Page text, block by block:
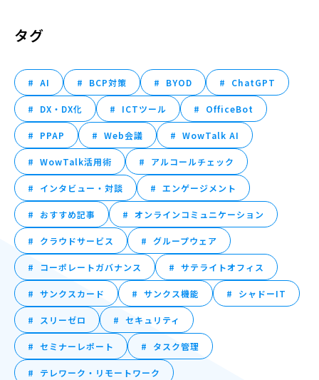
タグ
AI BCP対策 BYOD ChatGPT
DX・DX化 ICTツール OfficeBot
PPAP Web会議 WowTalk AI
WowTalk活用術 アルコールチェック
インタビュー・対談 エンゲージメント
おすすめ記事 オンラインコミュニケーション
クラウドサービス グループウェア
コーポレートガバナンス サテライトオフィス
サンクスカード サンクス機能 シャドーIT
スリーゼロ セキュリティ
セミナーレポート タスク管理
テレワーク・リモートワーク